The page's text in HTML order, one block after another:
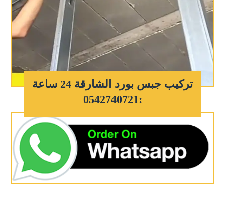
تركيب جبس بورد الشارقة 24 ساعة
:0542740721